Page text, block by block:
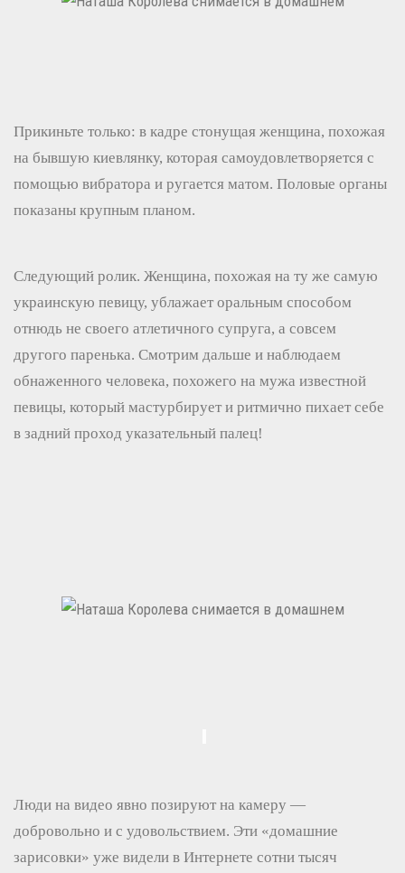
Прикиньте только: в кадре стонущая женщина, похожая
на бывшую киевлянку, которая самоудовлетворяется с
помощью вибратора и ругается матом. Половые органы
показаны крупным планом.
Следующий ролик. Женщина, похожая на ту же самую
украинскую певицу, ублажает оральным способом
отнюдь не своего атлетичного супруга, а совсем
другого паренька. Смотрим дальше и наблюдаем
обнаженного человека, похожего на мужа известной
певицы, который мастурбирует и ритмично пихает себе
в задний проход указательный палец!
Люди на видео явно позируют на камеру —
добровольно и с удовольствием. Эти «домашние
зарисовки» уже видели в Интернете сотни тысяч